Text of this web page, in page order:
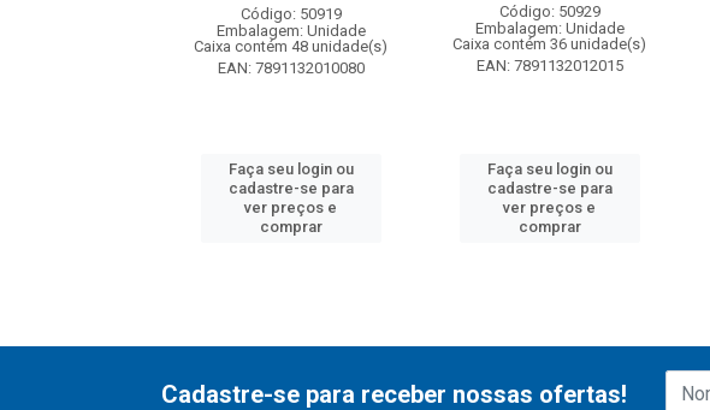
Código: 50919
Embalagem: Unidade
Caixa contém 48 unidade(s)
EAN: 7891132010080
Faça seu login ou
cadastre-se para
ver preços e
comprar
Código: 50929
Embalagem: Unidade
Caixa contém 36 unidade(s)
EAN: 7891132012015
Faça seu login ou
cadastre-se para
ver preços e
comprar
Cadastre-se para receber nossas ofertas!